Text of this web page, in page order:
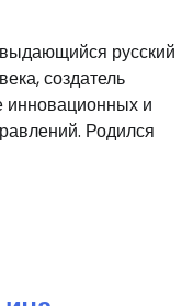
русский
создатель
инновационных и
Родился